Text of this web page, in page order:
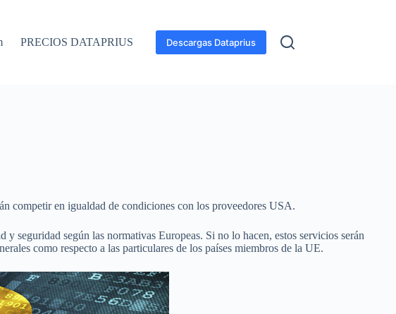
PRECIOS DATAPRIUS Descargas Dataprius
competir en igualdad de condiciones con los proveedores USA.
seguridad según las normativas Europeas. Si no lo hacen, estos servicios serán
como respecto a las particulares de los países miembros de la UE.